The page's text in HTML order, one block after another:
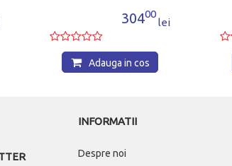
30400
lei
Adauga in cos
INFORMATII
Despre noi